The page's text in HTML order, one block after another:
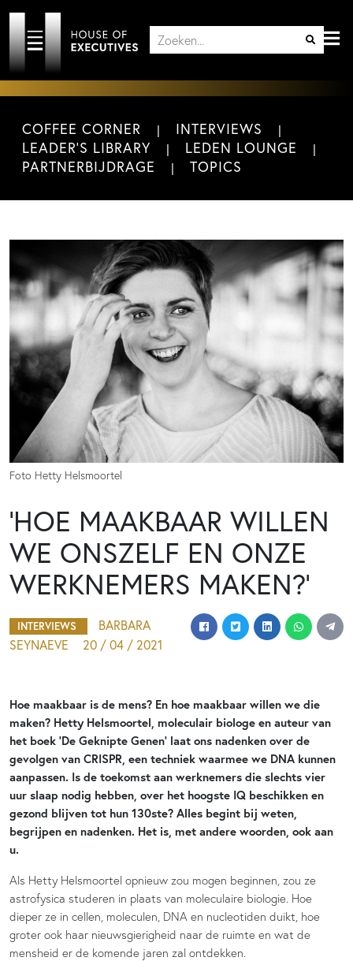
COFFEE CORNER
INTERVIEWS
LEADER'S LIBRARY
LEDEN LOUNGE
PARTNERBIJDRAGE
TOPICS
Foto Hetty Helsmoortel
‘HOE MAAKBAAR WILLEN
WE ONSZELF EN ONZE
WERKNEMERS MAKEN?’
INTERVIEWS
BARBARA
SEYNAEVE
20 / 04 / 2021
Hoe maakbaar is de mens? En hoe maakbaar willen we die
maken? Hetty Helsmoortel, moleculair biologe en auteur van
het boek ‘De Geknipte Genen’ laat ons nadenken over de
gevolgen van CRISPR, een techniek waarmee we DNA kunnen
aanpassen. Is de toekomst aan werknemers die slechts vier
uur slaap nodig hebben, over het hoogste IQ beschikken en
gezond blijven tot hun 130ste? Alles begint bij weten,
begrijpen en nadenken. Het is, met andere woorden, ook aan
u.
Als Hetty Helsmoortel opnieuw zou mogen beginnen, zou ze
astrofysica studeren in plaats van moleculaire biologie. Hoe
dieper ze in cellen, moleculen, DNA en nucleotiden duikt, hoe
groter ook haar nieuwsgierigheid naar de ruimte en wat de
mensheid er de komende jaren zal ontdekken.